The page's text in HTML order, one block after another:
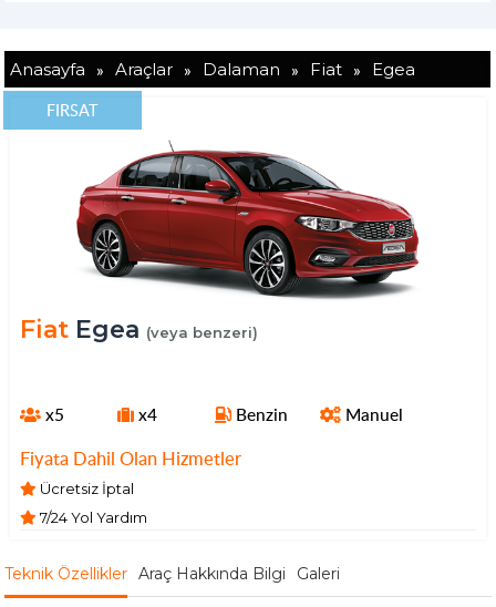
Anasayfa » Araçlar » Dalaman » Fiat » Egea
FIRSAT
FiatEgea (veya benzeri)
x5 x4 Benzin Manuel
Fiyata Dahil Olan Hizmetler
Ücretsiz İptal
7/24 Yol Yardım
Teknik Özellikler Araç Hakkında Bilgi Galeri